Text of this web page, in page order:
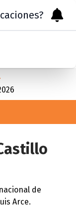
de
Arce.